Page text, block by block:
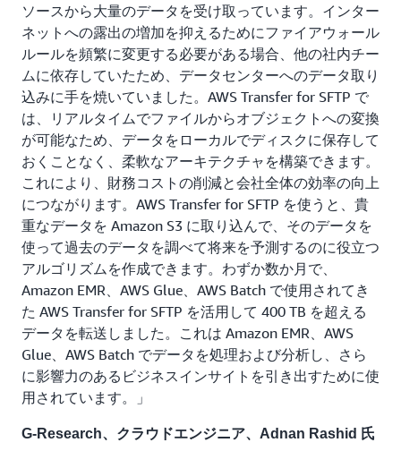
ソースから大量のデータを受け取っています。インター
ネットへの露出の増加を抑えるためにファイアウォール
ルールを頻繁に変更する必要がある場合、他の社内チー
ムに依存していたため、データセンターへのデータ取り
込みに手を焼いていました。AWS Transfer for SFTP で
は、リアルタイムでファイルからオブジェクトへの変換
が可能なため、データをローカルでディスクに保存して
おくことなく、柔軟なアーキテクチャを構築できます。
これにより、財務コストの削減と会社全体の効率の向上
につながります。AWS Transfer for SFTP を使うと、貴
重なデータを Amazon S3 に取り込んで、そのデータを
使って過去のデータを調べて将来を予測するのに役立つ
アルゴリズムを作成できます。わずか数か月で、
Amazon EMR、AWS Glue、AWS Batch で使用されてき
た AWS Transfer for SFTP を活用して 400 TB を超える
データを転送しました。これは Amazon EMR、AWS
Glue、AWS Batch でデータを処理および分析し、さら
に影響力のあるビジネスインサイトを引き出すために使
用されています。」
G-Research、クラウドエンジニア、Adnan Rashid 氏